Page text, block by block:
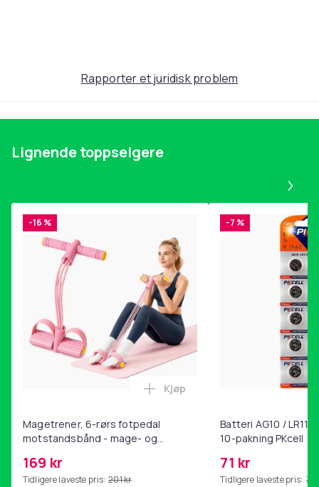
Rapporter et juridisk problem
Lignende toppselgere
-16 %
Magetrener, 6-rørs fotpedal
motstandsbånd - mage- og
hjemmegymnastikk Pink
169 kr
Tidligere laveste pris: 201 kr
Legg Magetrener, 6-rørs
Kjøp
-7 %
Batteri AG10 /
10-pakning PKcell
71 kr
Tidligere laveste pris: 76